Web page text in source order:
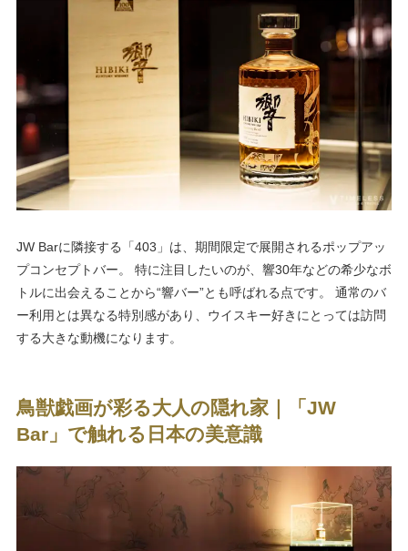
JW Barに隣接する「403」は、期間限定で展開されるポップアッ
プコンセプトバー。 特に注目したいのが、響30年などの希少なボ
トルに出会えることから“響バー”とも呼ばれる点です。 通常のバ
ー利用とは異なる特別感があり、ウイスキー好きにとっては訪問
する大きな動機になります。
鳥獣戯画が彩る大人の隠れ家｜「JW
Bar」で触れる日本の美意識